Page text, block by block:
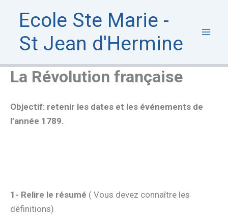
contenu
Ecole Ste Marie -
St Jean d'Hermine
La Révolution française
Objectif: retenir les dates et les événements de
l’année 1789.
1- Relire le résumé ( Vous devez connaître les
définitions)